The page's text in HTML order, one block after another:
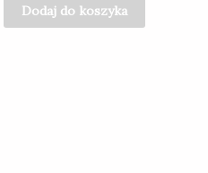
Dodaj do koszyka